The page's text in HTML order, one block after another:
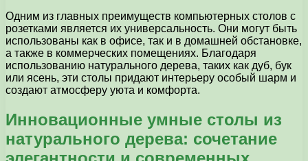
Одним из главных преимуществ компьютерных столов с
розетками является их универсальность. Они могут быть
использованы как в офисе, так и в домашней обстановке,
а также в коммерческих помещениях. Благодаря
использованию натурального дерева, таких как дуб, бук
или ясень, эти столы придают интерьеру особый шарм и
создают атмосферу уюта и комфорта.
Инновационные умные столы из
натурального дерева: сочетание